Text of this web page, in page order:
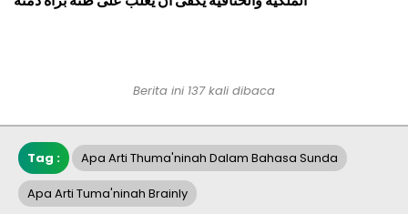
Berita ini 137 kali dibaca
Tag : Apa Arti Thuma'ninah Dalam Bahasa Sunda
Apa Arti Tuma'ninah Brainly